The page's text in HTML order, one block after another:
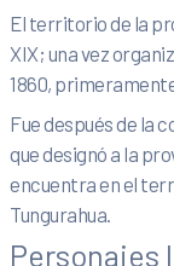
El territorio de la
XIX; una vez
1860,
Fue después de la
que designó a la
encuentra en el
Tungurahua.
Personajes